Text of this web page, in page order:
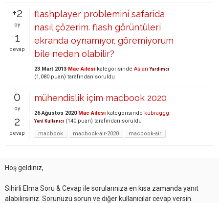
+2
oy
1
cevap
flashplayer problemini safarida
nasıl çözerim. flash görüntüleri
ekranda oynamıyor. göremiyorum
bile neden olabilir?
23 Mart 2013 Mac Ailesi kategorisinde Aslan Yardımcı
(1,080 puan) tarafından soruldu
0
oy
2
cevap
mühendislik içim macbook 2020
26 Ağustos 2020 Mac Ailesi kategorisinde kubraggg
Yeni Kullanıcı (140 puan) tarafından soruldu
macbook
macbook-air-2020 macbook-air
Hoş geldiniz,
Sihirli Elma Soru & Cevap ile sorularınıza en kısa zamanda yanıt
alabilirsiniz. Sorunuzu sorun ve diğer kullanıcılar cevap versin.